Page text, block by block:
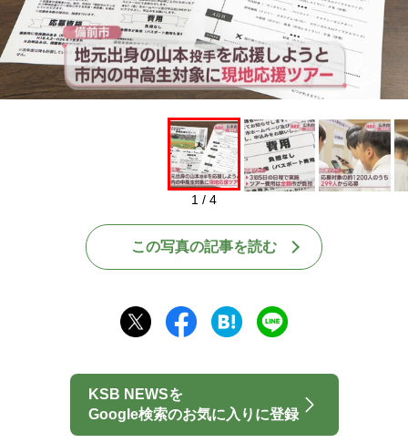
1 / 4
この写真の記事を読む
KSB NEWSを
Google検索のお気に入りに登録